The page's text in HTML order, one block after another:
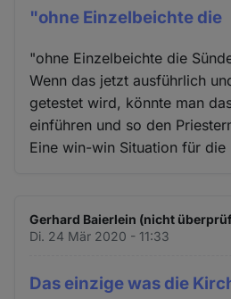
"ohne Einzelbeichte die
"ohne Einzelbeichte die
Wenn das jetzt ausführlich
getestet wird, könnte man
einführen und so den
Eine win-win Situation für die
Gerhard Baierlein (nicht
Di. 24 Mär 2020 - 11:33
Das einzige was die